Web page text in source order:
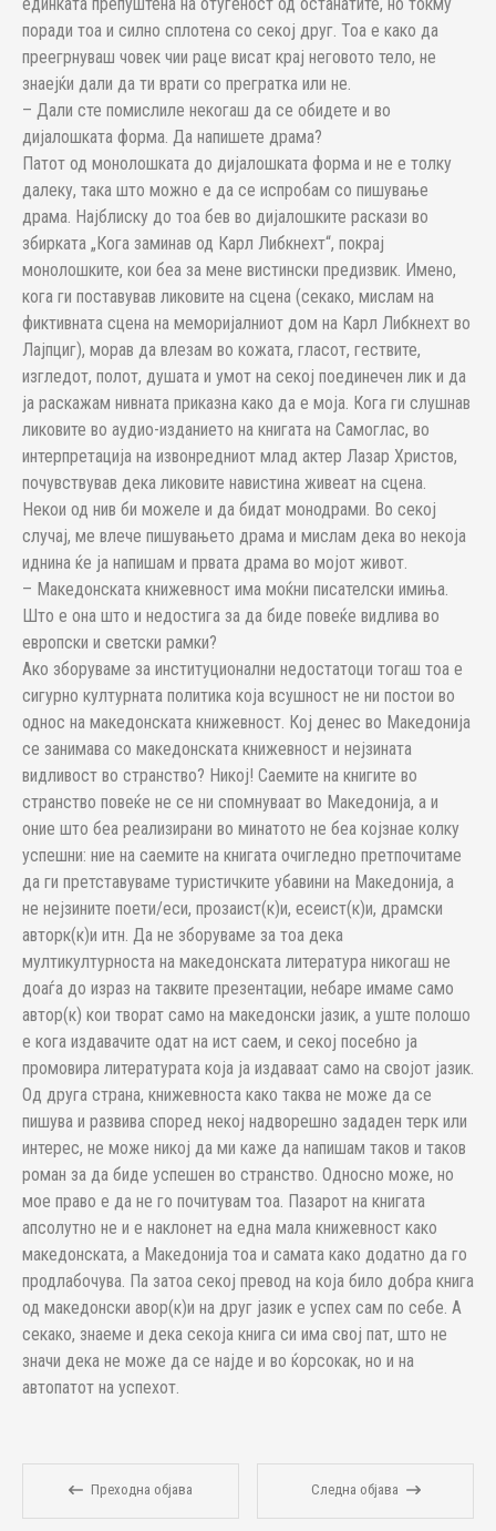
поради тоа и силно сплотена со секој друг. Тоа е како да
преегрнуваш човек чии раце висат крај неговото тело, не
знаејќи дали да ти врати со прегратка или не.
– Дали сте помислиле некогаш да се обидете и во
дијалошката форма. Да напишете драма?
Патот од монолошката до дијалошката форма и не е толку
далеку, така што можно е да се испробам со пишување
драма. Најблиску до тоа бев во дијалошките раскази во
збирката „Кога заминав од Карл Либкнехт“, покрај
монолошките, кои беа за мене вистински предизвик. Имено,
кога ги поставував ликовите на сцена (секако, мислам на
фиктивната сцена на меморијалниот дом на Карл Либкнехт во
Лајпциг), морав да влезам во кожата, гласот, гествите,
изгледот, полот, душата и умот на секој поединечен лик и да
ја раскажам нивната приказна како да е моја. Кога ги слушнав
ликовите во аудио-изданието на книгата на Самоглас, во
интерпретација на извонредниот млад актер Лазар Христов,
почувствував дека ликовите навистина живеат на сцена.
Некои од нив би можеле и да бидат монодрами. Во секој
случај, ме влече пишувањето драма и мислам дека во некоја
иднина ќе ја напишам и првата драма во мојот живот.
– Македонската книжевност има моќни писателски имиња.
Што е она што и недостига за да биде повеќе видлива во
европски и светски рамки?
Ако зборуваме за институционални недостатоци тогаш тоа е
сигурно културната политика која всушност не ни постои во
однос на македонската книжевност. Кој денес во Македонија
се занимава со македонската книжевност и нејзината
видливост во странство? Никој! Саемите на книгите во
странство повеќе не се ни спомнуваат во Македонија, а и
оние што беа реализирани во минатото не беа којзнае колку
успешни: ние на саемите на книгата очигледно претпочитаме
да ги претставуваме туристичките убавини на Македонија, а
не нејзините поети/еси, прозаист(к)и, есеист(к)и, драмски
авторк(к)и итн. Да не зборуваме за тоа дека
мултикултурноста на македонската литература никогаш не
доаѓа до израз на таквите презентации, небаре имаме само
автор(к) кои творат само на македонски јазик, а уште полошо
е кога издавачите одат на ист саем, и секој посебно ја
промовира литературата која ја издаваат само на својот јазик.
Од друга страна, книжевноста како таква не може да се
пишува и развива според некој надворешно зададен терк или
интерес, не може никој да ми каже да напишам таков и таков
роман за да биде успешен во странство. Односно може, но
мое право е да не го почитувам тоа. Пазарот на книгата
апсолутно не и е наклонет на една мала книжевност како
македонската, а Македонија тоа и самата како додатно да го
продлабочува. Па затоа секој превод на која било добра книга
од македонски авор(к)и на друг јазик е успех сам по себе. А
секако, знаеме и дека секоја книга си има свој пат, што не
значи дека не може да се најде и во ќорсокак, но и на
автопатот на успехот.
Преходна објава Следна објава